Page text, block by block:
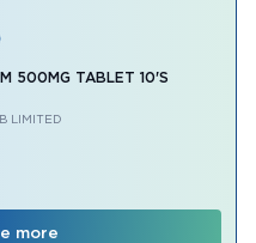
500MG TABLET 10'S
LIMITED
more